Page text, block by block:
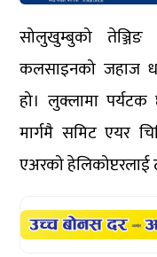
सोलुखुम्बुको तेञ्जिङ
कलसाइनको जहाज
हो। लुक्लामा पर्यटक
मार्गमै समिट एयर
एअरको